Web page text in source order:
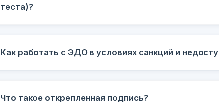
теста)?
Как работать с ЭДО в условиях санкций и
Что такое открепленная подпись?